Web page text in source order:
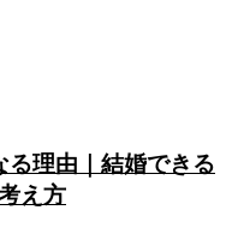
る理由｜結婚できる
え方